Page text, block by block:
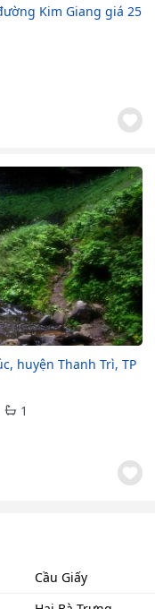
Kim Giang giá 25
huyện Thanh Trì, TP
1
Cầu Giấy